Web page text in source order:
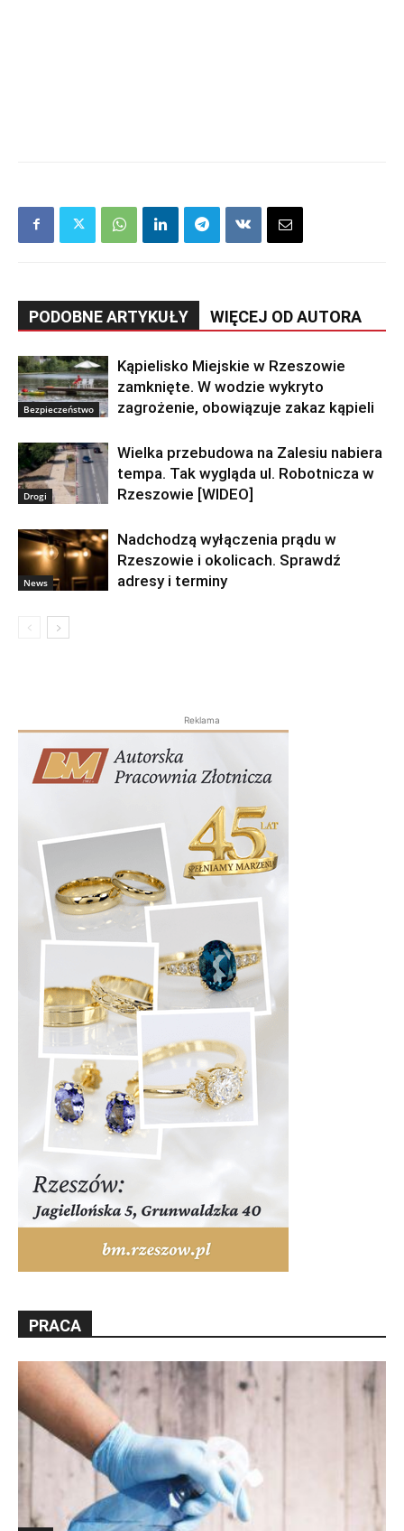
PODOBNE ARTYKUŁY WIĘCEJ OD AUTORA
Bezpieczeństwo
Kąpielisko Miejskie w Rzeszowie
zamknięte. W wodzie wykryto
zagrożenie, obowiązuje zakaz kąpieli
Drogi
Wielka przebudowa na Zalesiu nabiera
tempa. Tak wygląda ul. Robotnicza w
Rzeszowie [WIDEO]
News
Nadchodzą wyłączenia prądu w
Rzeszowie i okolicach. Sprawdź
adresy i terminy
Reklama
PRACA